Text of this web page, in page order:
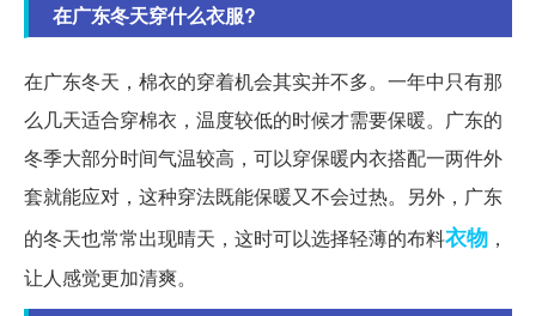
在广东冬天穿什么衣服?
在广东冬天，棉衣的穿着机会其实并不多。一年中只有那
么几天适合穿棉衣，温度较低的时候才需要保暖。广东的
冬季大部分时间气温较高，可以穿保暖内衣搭配一两件外
套就能应对，这种穿法既能保暖又不会过热。另外，广东
的冬天也常常出现晴天，这时可以选择轻薄的布料衣物 ，
让人感觉更加清爽。